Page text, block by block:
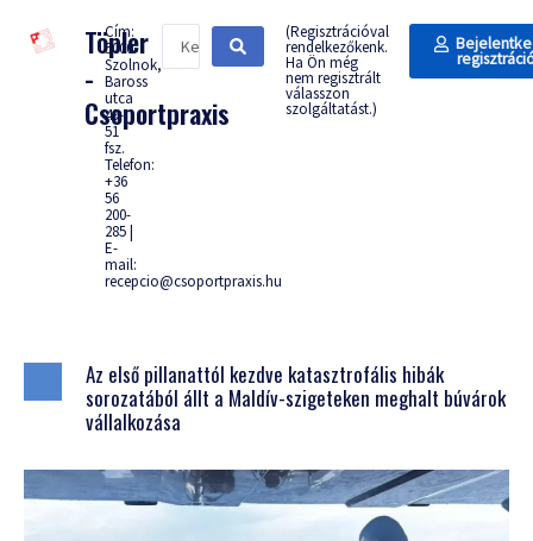
Töpler
-
Csoportpraxis
Cím:
5000
Szolnok,
Baross
utca
49-
51
fsz.
Telefon:
+36
56
200-
285 |
E-
mail:
recepcio@csoportpraxis.hu
(Regisztrációval
rendelkezőkenk.
Ha Ön még
nem regisztrált
válasszon
szolgáltatást.)
Az első pillanattól kezdve katasztrofális hibák
sorozatából állt a Maldív-szigeteken meghalt búvárok
vállalkozása